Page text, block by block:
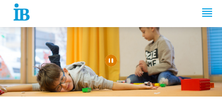
Springe zum Inhalt
Automatische